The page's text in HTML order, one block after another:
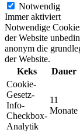
Notwendig
Immer aktiviert
Notwendige
der Website
anonym die
der Website.
Keks
Dauer
Cookie-
Gesetz-
Info-
Checkbox-
Analytik
11
Monate